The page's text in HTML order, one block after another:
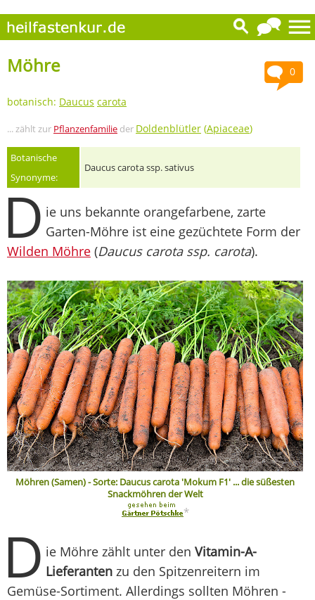
0
Möhre
botanisch: Daucus carota
... zählt zur Pflanzenfamilie der Doldenblütler (Apiaceae)
Botanische
Synonyme:
Daucus carota ssp. sativus
D ie uns bekannte orangefarbene, zarte
Garten-Möhre ist eine gezüchtete Form der
Wilden Möhre (Daucus carota ssp. carota).
Möhren (Samen) - Sorte: Daucus carota 'Mokum F1' ... die süßesten
Snackmöhren der Welt
*
D ie Möhre zählt unter den Vitamin-A-
Lieferanten zu den Spitzenreitern im
Gemüse-Sortiment. Allerdings sollten Möhren -